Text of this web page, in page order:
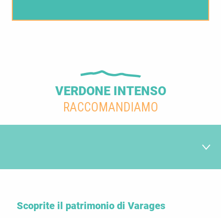
VERDONE INTENSO
RACCOMANDIAMO
Scoprite il patrimonio di Varages